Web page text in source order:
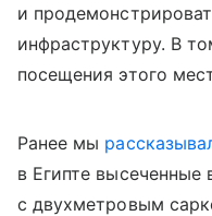
и
инфраструктуру. В
посещения этого
Ранее мы
в Египте высеченные
с двухметровым